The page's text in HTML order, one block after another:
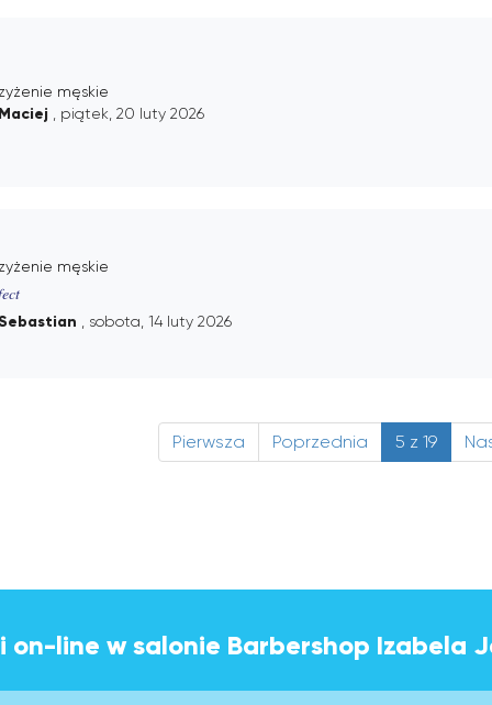
męskie
Maciej , piątek, 20 luty 2026
męskie
, sobota, 14 luty 2026
Pierwsza Poprzednia 5 z 19
on-line w salonie Barbershop Izabela